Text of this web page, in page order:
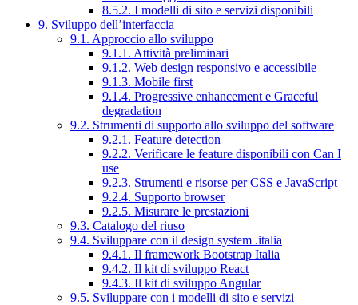
8.5.2. I modelli di sito e servizi disponibili
9. Sviluppo dell’interfaccia
9.1. Approccio allo sviluppo
9.1.1. Attività preliminari
9.1.2. Web design responsivo e accessibile
9.1.3. Mobile first
9.1.4. Progressive enhancement e Graceful
degradation
9.2. Strumenti di supporto allo sviluppo del software
9.2.1. Feature detection
9.2.2. Verificare le feature disponibili con Can I
use
9.2.3. Strumenti e risorse per CSS e JavaScript
9.2.4. Supporto browser
9.2.5. Misurare le prestazioni
9.3. Catalogo del riuso
9.4. Sviluppare con il design system .italia
9.4.1. Il framework Bootstrap Italia
9.4.2. Il kit di sviluppo React
9.4.3. Il kit di sviluppo Angular
9.5. Sviluppare con i modelli di sito e servizi